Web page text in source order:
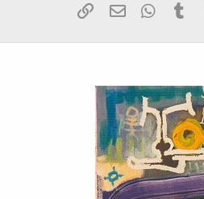
Pinterest
Tumblr
WhatsAppالبريد الإلكتروني
الرابط